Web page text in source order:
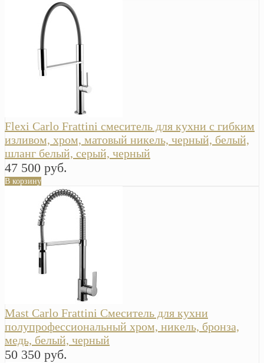
Flexi Carlo Frattini смеситель для кухни с гибким
изливом, хром, матовый никель, черный, белый,
шланг белый, серый, черный
47 500 руб.
В корзину
Mast Carlo Frattini Смеситель для кухни
полупрофессиональный хром, никель, бронза,
медь, белый, черный
50 350 руб.